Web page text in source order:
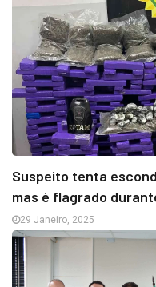
Suspeito tenta
mas é flagrado
29 Janeiro, 2025